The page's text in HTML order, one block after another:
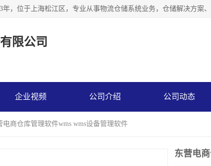
限公司
企业视频 公司介绍 公司动态
电商仓库管理软件wms wms设备管理软件
东营电